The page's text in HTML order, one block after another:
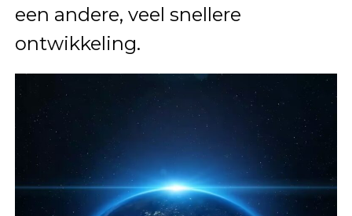
een andere, veel snellere
ontwikkeling.